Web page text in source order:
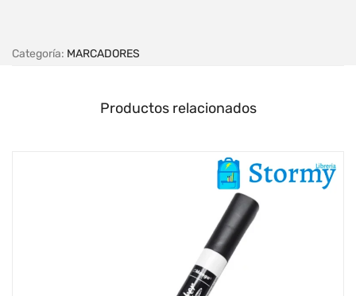
Categoría: MARCADORES
Productos relacionados